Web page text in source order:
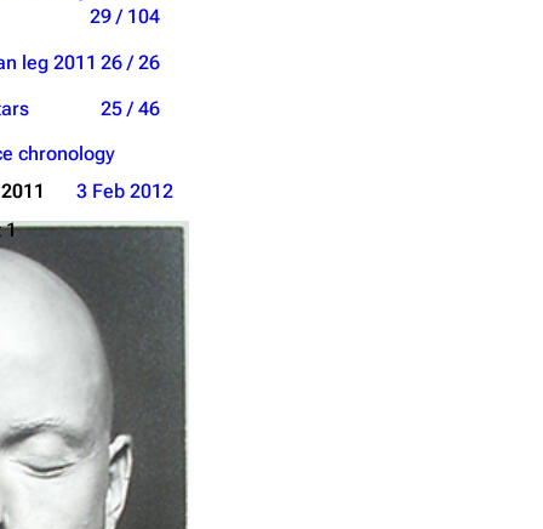
29 / 104
leg 2011 26 / 26
25 / 46
chronology
3 Feb 2012
1